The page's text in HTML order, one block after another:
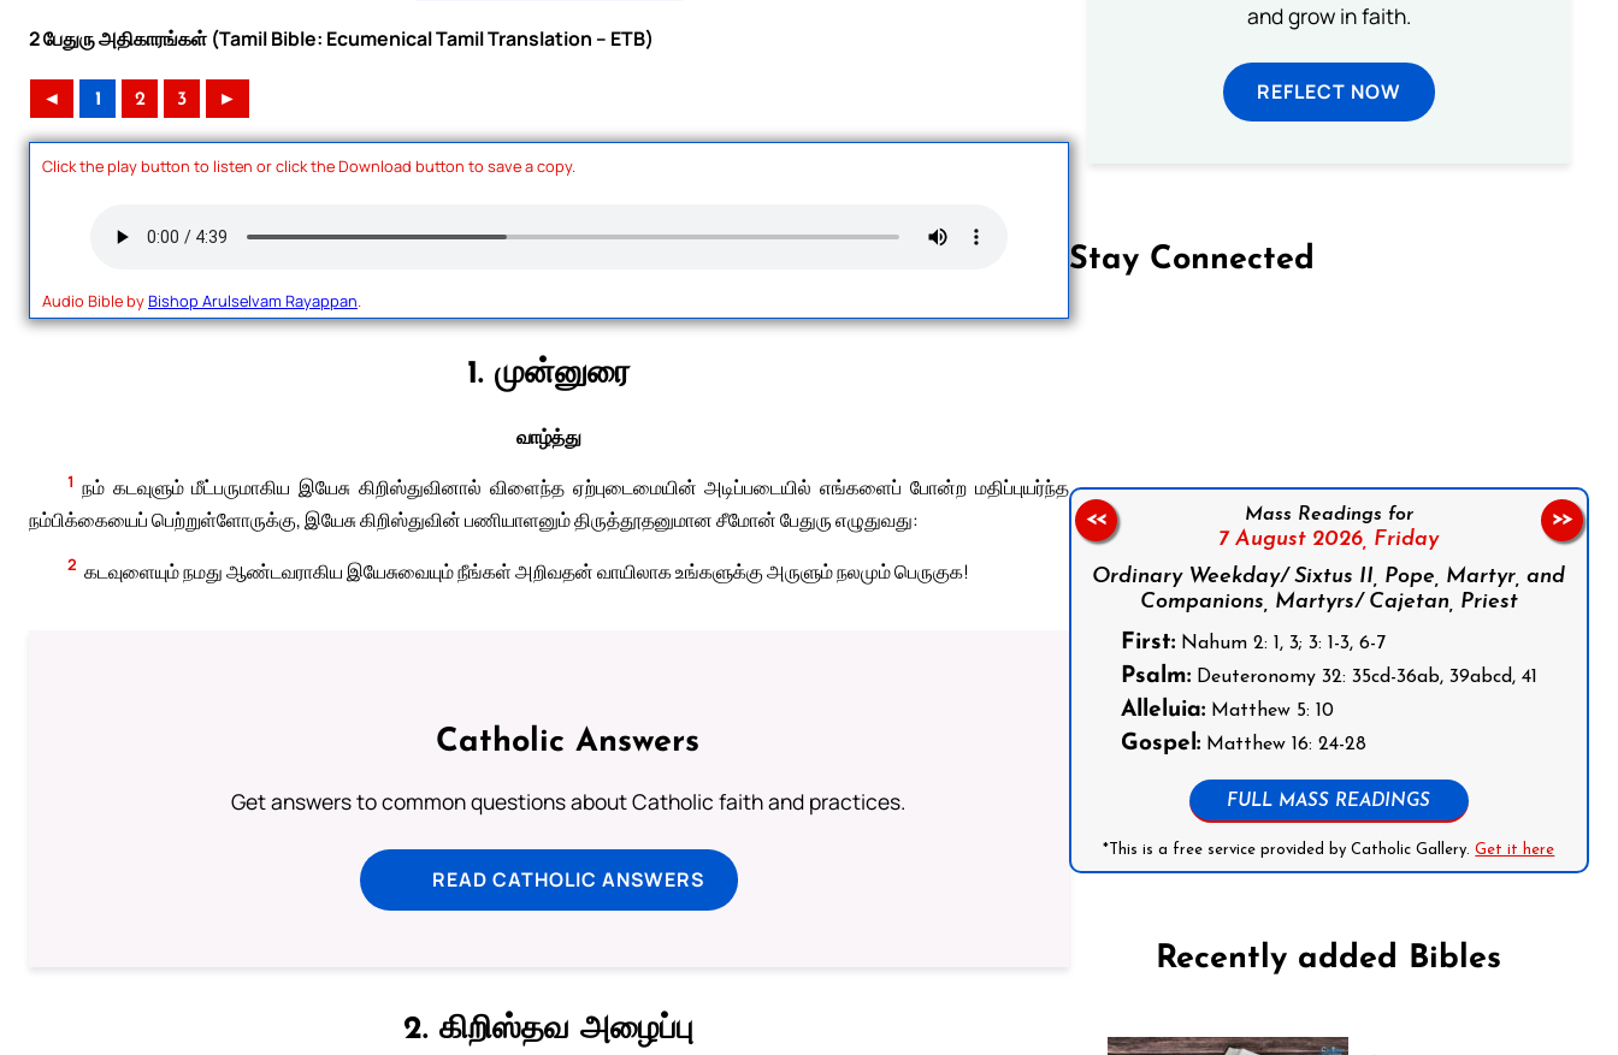
2 பேதுரு அதிகாரங்கள் (Tamil Bible: Ecumenical Tamil Translation – ETB)
◄ 1 2 3 ►
Click the play button to listen or click the Download button to save a copy.
Audio Bible byBishop Arulselvam Rayappan.
1. முன்னுரை
வாழ்த்து
1 நம் கடவுளும் மீட்பருமாகிய இயேசு கிறிஸ்துவினால் விளைந்த ஏற்புடைமையின் அடிப்படையில் எங்களைப் போன்ற மதிப்புயர்ந்த
நம்பிக்கையைப் பெற்றுள்ளோருக்கு, இயேசு கிறிஸ்துவின் பணியாளனும் திருத்தூதனுமான சீமோன் பேதுரு எழுதுவது:
2 கடவுளையும் நமது ஆண்டவராகிய இயேசுவையும் நீங்கள் அறிவதன் வாயிலாக உங்களுக்கு அருளும் நலமும் பெருகுக!
Catholic Answers
Get answers to common questions about Catholic faith and practices.
READ CATHOLIC ANSWERS
2. கிறிஸ்தவ அழைப்பு
and grow in faith.
REFLECT NOW
Stay Connected
Mass Readings for
7 August 2026, Friday
Ordinary Weekday/ Sixtus II, Pope, Martyr, and
Companions, Martyrs/ Cajetan, Priest
First:Nahum 2: 1, 3; 3: 1-3, 6-7
Psalm:Deuteronomy 32: 35cd-36ab, 39abcd, 41
Alleluia:Matthew 5: 10
Gospel:Matthew 16: 24-28
FULL MASS READINGS
*This is a free service provided by Catholic Gallery.Get it here
<< >>
Recently added Bibles